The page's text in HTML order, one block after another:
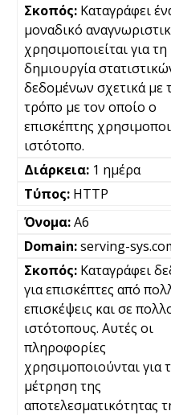
Καταγράφει
μοναδικό
χρησιμοποιείται για τη
δημιουργία
δεδομένων σχετικά με
τρόπο με τον οποίο ο
επισκέπτης
ιστότοπο.
1 ημέρα
HTTP
A6
serving-
Καταγράφει
για επισκέπτες από
επισκέψεις και σε
ιστότοπους. Αυτές οι
πληροφορίες
χρησιμοποιούνται για
μέτρηση της
αποτελεσματικότητας